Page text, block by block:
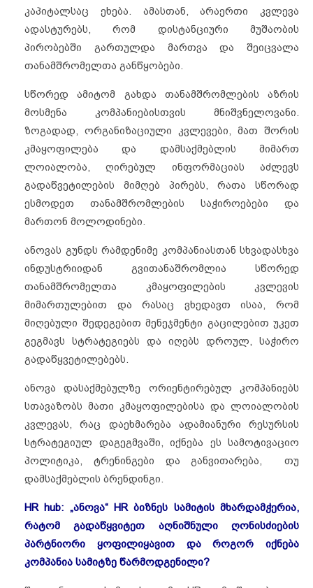
კაპიტალსაც ეხება. ამასთან, არაერთი კვლევა
ადასტურებს, რომ დისტანციური მუშაობის
პირობებში გართულდა მართვა და შეიცვალა
თანამშრომელთა განწყობები.
სწორედ ამიტომ გახდა თანამშრომლების აზრის
მოსმენა კომპანიებისთვის მნიშვნელოვანი.
ზოგადად, ორგანიზაციული კვლევები, მათ შორის
კმაყოფილება და დამსაქმებლის მიმართ
ლოიალობა, ღირებულ ინფორმაციას აძლევს
გადაწვეტილების მიმღებ პირებს, რათა სწორად
ესმოდეთ თანამშრომლების საჭიროებები და
მართონ მოლოდინები.
ანოვას გუნდს რამდენიმე კომპანიასთან სხვადასხვა
ინდუსტრიიდან გვითანაშრომლია სწორედ
თანამშრომელთა კმაყოფილების კვლევის
მიმართულებით და რასაც ვხედავთ ისაა, რომ
მიღებული შედეგებით მენეჯმენტი გაცილებით უკეთ
გეგმავს სტრატეგიებს და იღებს დროულ, საჭირო
გადაწყვეტილებებს.
ანოვა დასაქმებულზე ორიენტირებულ კომპანიებს
სთავაზობს მათი კმაყოფილებისა და ლოიალობის
კვლევას, რაც დაეხმარება ადამიანური რესურსის
სტრატეგიულ დაგეგმვაში, იქნება ეს სამოტივაციო
პოლიტიკა, ტრენინგები და განვითარება, თუ
დამსაქმებლის ბრენდინგი.
HR hub: „ანოვა“ HR ბიზნეს სამიტის მხარდამჭერია,
რატომ გადაწყვიტეთ აღნიშნული ღონისძიების
პარტნიორი ყოფილიყავით და როგორ იქნება
კომპანია სამიტზე წარმოდგენილი?